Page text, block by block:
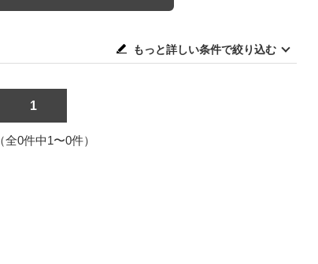
もっと詳しい条件で絞り込む
1
全0件中1〜0件）